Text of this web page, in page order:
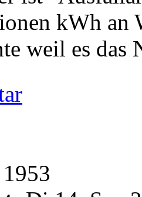
kWh an
weil es das
1953